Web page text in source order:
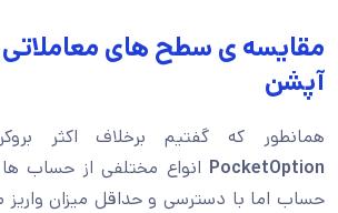
مقایسه ی سطح های معاملاتی
آپشن
همانطور که گفتیم برخلاف اکثر
PocketOption انواع مختلفی از حساب